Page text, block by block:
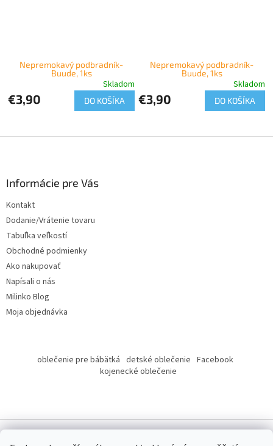
Nepremokavý podbradník-
Buude, 1ks
Skladom
€3,90 DO KOŠÍKA
Nepremokavý podbradník-
Buude, 1ks
Skladom
€3,90 DO KOŠÍKA
Informácie pre Vás
Kontakt
Dodanie/Vrátenie tovaru
Tabuľka veľkostí
Obchodné podmienky
Ako nakupovať
Napísali o nás
Milinko Blog
Moja objednávka
oblečenie pre bábätká detské oblečenie Facebook
kojenecké oblečenie